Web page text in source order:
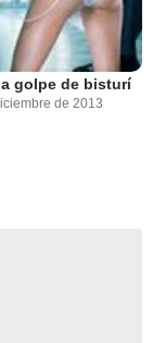
golpe de bisturí
de 2013